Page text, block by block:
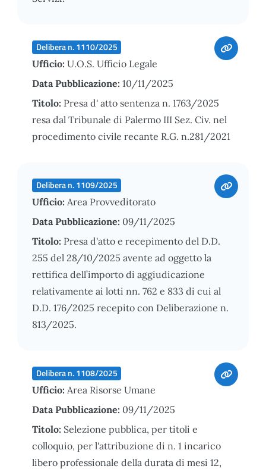
Delibera n. 1110/2025
Ufficio: U.O.S. Ufficio Legale
Data Pubblicazione: 10/11/2025
Titolo: Presa d' atto sentenza n. 1763/2025
resa dal Tribunale di Palermo III Sez. Civ. nel
procedimento civile recante R.G. n.281/2021
Delibera n. 1109/2025
Ufficio: Area Provveditorato
Data Pubblicazione: 09/11/2025
Titolo: Presa d'atto e recepimento del D.D.
255 del 28/10/2025 avente ad oggetto la
rettifica dell’importo di aggiudicazione
relativamente ai lotti nn. 762 e 833 di cui al
D.D. 176/2025 recepito con Deliberazione n.
813/2025.
Delibera n. 1108/2025
Ufficio: Area Risorse Umane
Data Pubblicazione: 09/11/2025
Titolo: Selezione pubblica, per titoli e
colloquio, per l'attribuzione di n. 1 incarico
libero professionale della durata di mesi 12,